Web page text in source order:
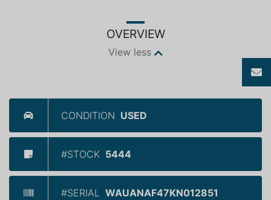
OVERVIEW
View less
CONDITION USED
#STOCK 5444
#SERIAL WAUANAF47KN012851